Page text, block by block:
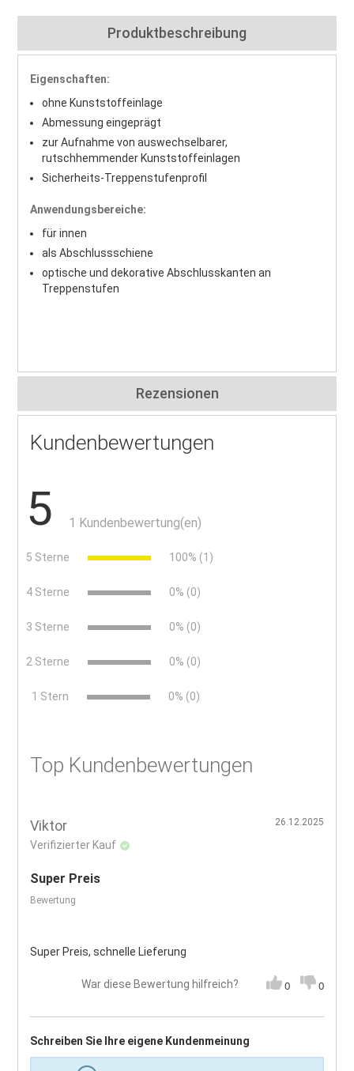
Produktbeschreibung
Eigenschaften:
ohne Kunststoffeinlage
Abmessung eingeprägt
zur Aufnahme von auswechselbarer,
rutschhemmender Kunststoffeinlagen
Sicherheits-Treppenstufenprofil
Anwendungsbereiche:
für innen
als Abschlussschiene
optische und dekorative Abschlusskanten an
Treppenstufen
Rezensionen
Kundenbewertungen
5 1 Kundenbewertung(en)
5 Sterne 100% (1)
4 Sterne 0% (0)
3 Sterne 0% (0)
2 Sterne 0% (0)
1 Stern 0% (0)
Top Kundenbewertungen
Viktor
Verifizierter Kauf
26.12.2025
Super Preis
Bewertung
Super Preis, schnelle Lieferung
War diese Bewertung hilfreich? 0 0
Schreiben Sie Ihre eigene Kundenmeinung